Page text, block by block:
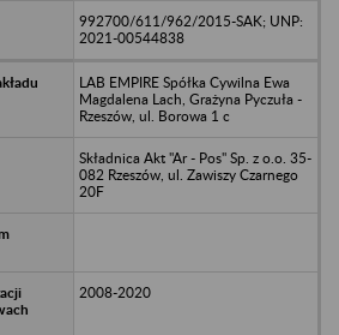
992700/611/962/2015-SAK; UNP:
2021-00544838
LAB EMPIRE Spółka Cywilna Ewa
Magdalena Lach, Grażyna Pyczuła -
Rzeszów, ul. Borowa 1 c
Składnica Akt "Ar - Pos" Sp. z o.o. 35-
082 Rzeszów, ul. Zawiszy Czarnego
20F
2008-2020